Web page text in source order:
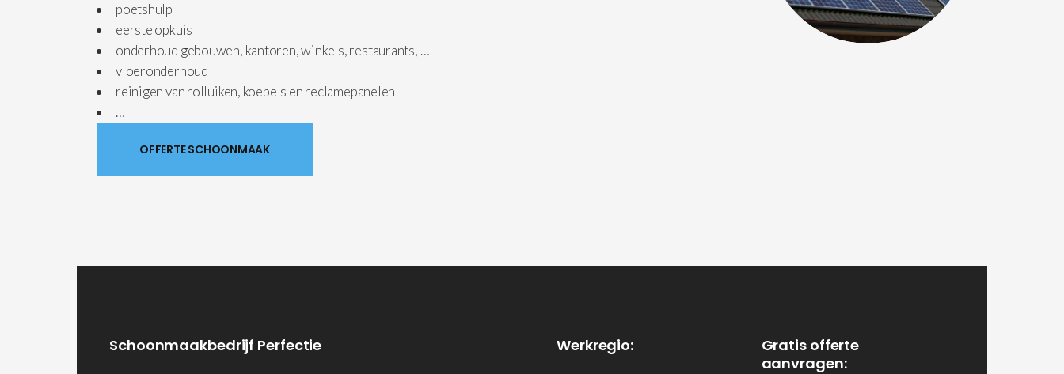
poetshulp
eerste opkuis
onderhoud gebouwen, kantoren, winkels, restaurants, …
vloeronderhoud
reinigen van rolluiken, koepels en reclamepanelen
…
OFFERTE SCHOONMAAK
Schoonmaakbedrijf Perfectie Werkregio:
Gratis offerte
aanvragen: